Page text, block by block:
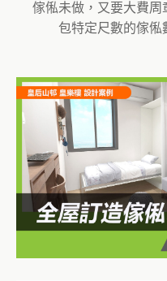
傢俬未做，又要大費周
包特定尺數的傢俬